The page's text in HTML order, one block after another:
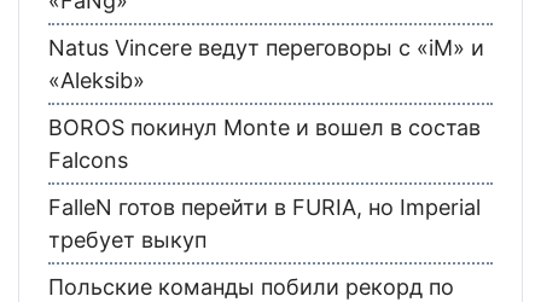
Natus Vincere ведут переговоры с «iM» и
«Aleksib»
BOROS покинул Monte и вошел в состав
Falcons
FalleN готов перейти в FURIA, но Imperial
требует выкуп
Польские команды побили рекорд по